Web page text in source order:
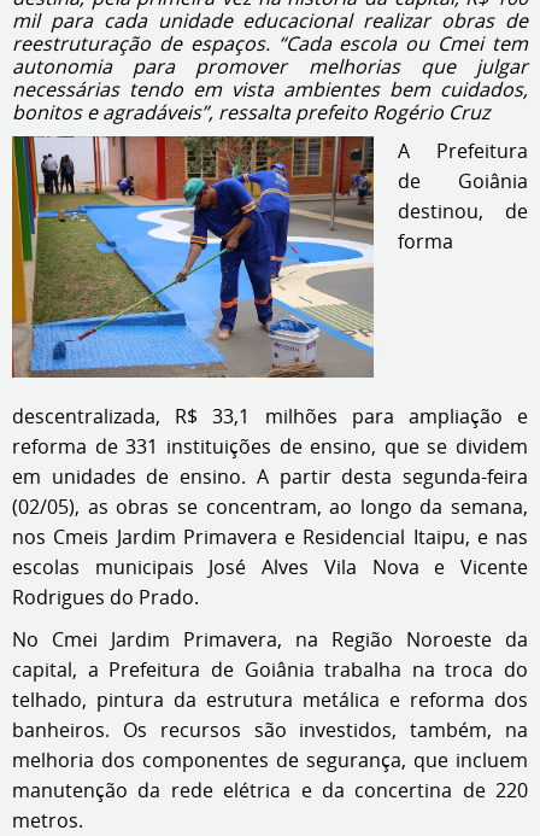
mil para cada unidade educacional realizar obras de
reestruturação de espaços. “Cada escola ou Cmei tem
autonomia para promover melhorias que julgar
necessárias tendo em vista ambientes bem cuidados,
bonitos e agradáveis”, ressalta prefeito Rogério Cruz
A Prefeitura
de Goiânia
destinou, de
forma
descentralizada, R$ 33,1 milhões para ampliação e
reforma de 331 instituições de ensino, que se dividem
em unidades de ensino. A partir desta segunda-feira
(02/05), as obras se concentram, ao longo da semana,
nos Cmeis Jardim Primavera e Residencial Itaipu, e nas
escolas municipais José Alves Vila Nova e Vicente
Rodrigues do Prado.
No Cmei Jardim Primavera, na Região Noroeste da
capital, a Prefeitura de Goiânia trabalha na troca do
telhado, pintura da estrutura metálica e reforma dos
banheiros. Os recursos são investidos, também, na
melhoria dos componentes de segurança, que incluem
manutenção da rede elétrica e da concertina de 220
metros.